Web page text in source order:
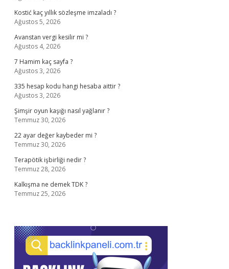
Kostić kaç yıllık sözleşme imzaladı ?
Ağustos 5, 2026
Avanstan vergi kesilir mi ?
Ağustos 4, 2026
7 Hamim kaç sayfa ?
Ağustos 3, 2026
335 hesap kodu hangi hesaba aittir ?
Ağustos 3, 2026
Şimşir oyun kaşığı nasıl yağlanır ?
Temmuz 30, 2026
22 ayar değer kaybeder mi ?
Temmuz 30, 2026
Terapötik işbirliği nedir ?
Temmuz 28, 2026
Kalkışma ne demek TDK ?
Temmuz 25, 2026